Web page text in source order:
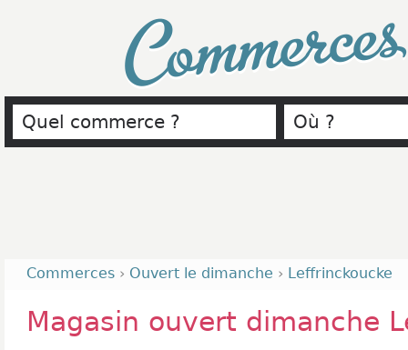
Commerces › Ouvert le dimanche › Leffrinckoucke
Magasin ouvert dimanche